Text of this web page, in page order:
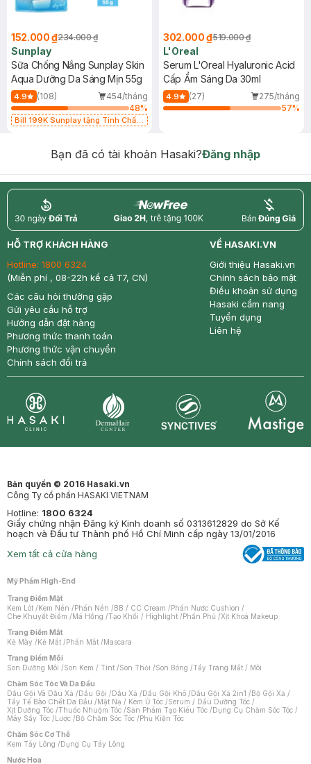
152.000 ₫234.000 ₫
Sunplay
Sữa Chống Nắng Sunplay Skin
Aqua Dưỡng Da Sáng Mịn 55g
4.9 (108)
454/tháng
48%
Bill 199K Sunplay tặng Tinh Chất
302.000 ₫519.000 ₫
L'Oreal
Serum L'Oreal Hyaluronic Acid
Cấp Ẩm Sáng Da 30ml
4.9 (27)
275/tháng
57%
Bạn đã có tài khoản Hasaki?Đăng nhập
return nowfree price
HỖ TRỢ KHÁCH HÀNG
Hotline: 1800 6324
(Miễn phí , 08-22h kể cả T7, CN)
Các câu hỏi thường gặp
Gửi yêu cầu hỗ trợ
Hướng dẫn đặt hàng
Phương thức thanh toán
Phương thức vận chuyển
Chính sách đổi trả
VỀ HASAKI.VN
Giới thiệu Hasaki.vn
Chính sách bảo mật
Điều khoản sử dụng
Hasaki cẩm nang
Tuyển dụng
Liên hệ
Bản quyền © 2016 Hasaki.vn
Công Ty cổ phần HASAKI VIETNAM
Hotline: 1800 6324
Giấy chứng nhận Đăng ký Kinh doanh số 0313612829 do Sở Kế
hoạch và Đầu tư Thành phố Hồ Chí Minh cấp ngày 13/01/2016
Xem tất cả cửa hàng
Mỹ Phẩm High-End
Trang Điểm Mặt
Kem Lót /Kem Nền /Phấn Nền /BB / CC Cream /Phấn Nước Cushion /
Che Khuyết Điểm /Má Hồng /Tạo Khối / Highlight /Phấn Phủ /Xịt Khoá Makeup
Trang Điểm Mắt
Kẻ Mày /Kẻ Mắt /Phấn Mắt /Mascara
Trang Điểm Môi
Son Dưỡng Môi /Son Kem / Tint /Son Thỏi /Son Bóng /Tẩy Trang Mắt / Môi
Chăm Sóc Tóc Và Da Đầu
Dầu Gội Và Dầu Xả /Dầu Gội /Dầu Xả /Dầu Gội Khô /Dầu Gội Xả 2in1 /Bộ Gội Xả /
Tẩy Tế Bào Chết Da Đầu /Mặt Nạ / Kem Ủ Tóc /Serum / Dầu Dưỡng Tóc /
Xịt Dưỡng Tóc /Thuốc Nhuộm Tóc /Sản Phẩm Tạo Kiểu Tóc /Dụng Cụ Chăm Sóc Tóc /
Máy Sấy Tóc /Lược /Bộ Chăm Sóc Tóc /Phụ Kiện Tóc
Chăm Sóc Cơ Thể
Kem Tẩy Lông /Dụng Cụ Tẩy Lông
Nước Hoa